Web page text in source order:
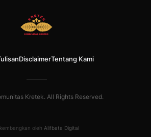
DisclaimerTentang Kami
Kretek. All Rights Reserved.
oleh Alifbata Digital